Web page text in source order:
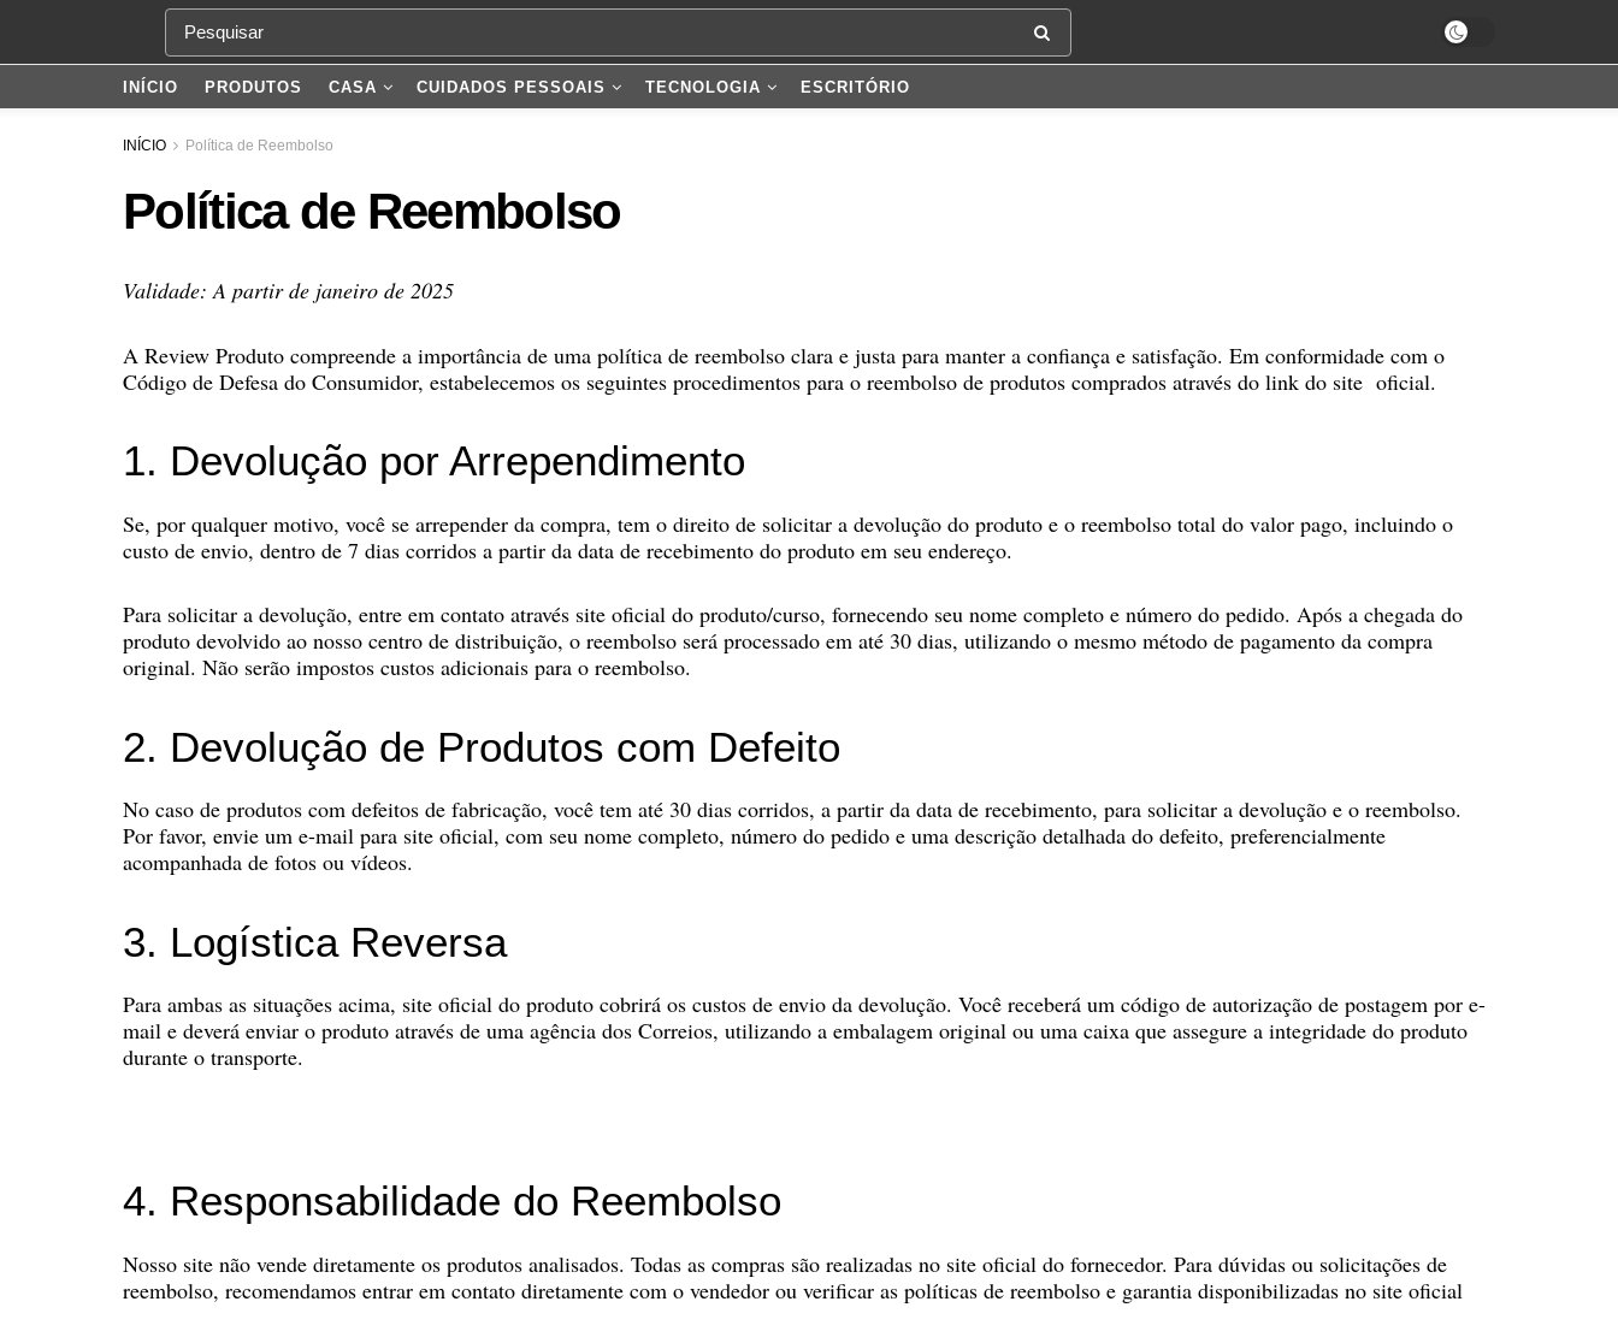
INÍCIO PRODUTOS CASA CUIDADOS PESSOAIS TECNOLOGIA ESCRITÓRIO
INÍCIO Política de Reembolso
Política de Reembolso
Validade: A partir de janeiro de 2025
A Review Produto compreende a importância de uma política de reembolso clara e justa para manter a confiança e satisfação. Em conformidade com o
Código de Defesa do Consumidor, estabelecemos os seguintes procedimentos para o reembolso de produtos comprados através do link do site oficial.
1. Devolução por Arrependimento
Se, por qualquer motivo, você se arrepender da compra, tem o direito de solicitar a devolução do produto e o reembolso total do valor pago, incluindo o
custo de envio, dentro de 7 dias corridos a partir da data de recebimento do produto em seu endereço.
Para solicitar a devolução, entre em contato através site oficial do produto/curso, fornecendo seu nome completo e número do pedido. Após a chegada do
produto devolvido ao nosso centro de distribuição, o reembolso será processado em até 30 dias, utilizando o mesmo método de pagamento da compra
original. Não serão impostos custos adicionais para o reembolso.
2. Devolução de Produtos com Defeito
No caso de produtos com defeitos de fabricação, você tem até 30 dias corridos, a partir da data de recebimento, para solicitar a devolução e o reembolso.
Por favor, envie um e-mail para site oficial, com seu nome completo, número do pedido e uma descrição detalhada do defeito, preferencialmente
acompanhada de fotos ou vídeos.
3. Logística Reversa
Para ambas as situações acima, site oficial do produto cobrirá os custos de envio da devolução. Você receberá um código de autorização de postagem por e-
mail e deverá enviar o produto através de uma agência dos Correios, utilizando a embalagem original ou uma caixa que assegure a integridade do produto
durante o transporte.
4. Responsabilidade do Reembolso
Nosso site não vende diretamente os produtos analisados. Todas as compras são realizadas no site oficial do fornecedor. Para dúvidas ou solicitações de
reembolso, recomendamos entrar em contato diretamente com o vendedor ou verificar as políticas de reembolso e garantia disponibilizadas no site oficial